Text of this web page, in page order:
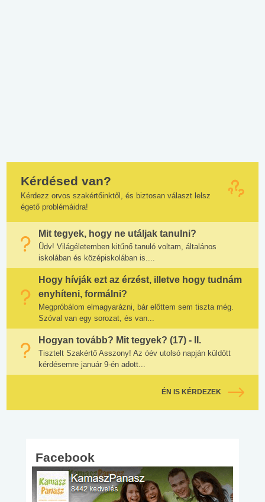
Kérdésed van?
Kérdezz orvos szakértőinktől, és biztosan választ lelsz
égető problémáidra!
Mit tegyek, hogy ne utáljak tanulni?
Üdv! Világéletemben kitűnő tanuló voltam, általános
iskolában és középiskolában is....
Hogy hívják ezt az érzést, illetve hogy tudnám
enyhíteni, formálni?
Megpróbálom elmagyarázni, bár előttem sem tiszta még.
Szóval van egy sorozat, és van...
Hogyan tovább? Mit tegyek? (17) - II.
Tisztelt Szakértő Asszony! Az óév utolsó napján küldött
kérdésemre január 9-én adott...
ÉN IS KÉRDEZEK
Facebook